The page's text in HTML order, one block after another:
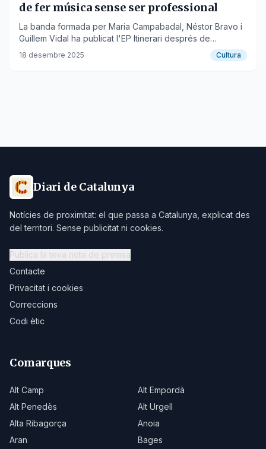
de fer música sense ser professional
La banda formada per Maria Campabadal, Néstor Bravo i
Guillem Vidal ha publicat l'EP Itinerari després de
prioritzar la seva identitat artística i sonora.
18 desembre 2025 Cultura
Diari de Catalunya
Notícies de proximitat: el que passa a Catalunya, explicat des
del territori. Sense publicitat ni cookies.
Publica la teva nota de premsa
Contacte
Privacitat i cookies
Correccions
Codi ètic
Comarques
Alt Camp
Alt Empordà
Alt Penedès
Alt Urgell
Alta Ribagorça
Anoia
Aran
Bages